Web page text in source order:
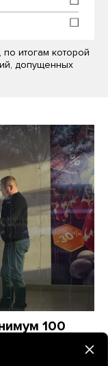
итогам которой
допущенных
100